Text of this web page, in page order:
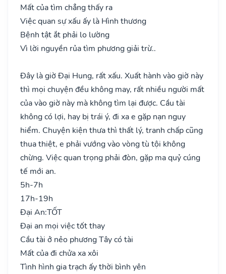
Mất của tìm chẳng thấy ra
Việc quan sự xấu ấy là Hình thương
Bệnh tật ắt phải lo lường
Vì lời nguyền rủa tìm phương giải trừ..
Đây là giờ Đại Hung, rất xấu. Xuất hành vào giờ này
thì mọi chuyện đều không may, rất nhiều người mất
của vào giờ này mà không tìm lại được. Cầu tài
không có lợi, hay bị trái ý, đi xa e gặp nạn nguy
hiểm. Chuyện kiện thưa thì thất lý, tranh chấp cũng
thua thiệt, e phải vướng vào vòng tù tội không
chừng. Việc quan trọng phải đòn, gặp ma quỷ cúng
tế mới an.
5h-7h
17h-19h
Đại An:TỐT
Đại an mọi việc tốt thay
Cầu tài ở nẻo phương Tây có tài
Mất của đi chửa xa xôi
Tình hình gia trạch ấy thời bình yên